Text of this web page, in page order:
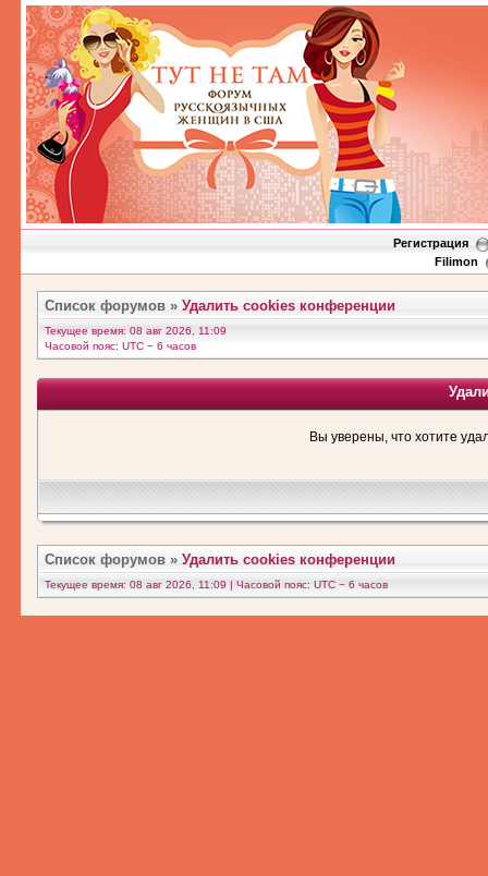
Регистрация
Filimon
Список форумов » Удалить cookies конференции
Текущее время: 08 авг 2026, 11:09
Часовой пояс: UTC − 6 часов
Вы уверены, что хотите
Список форумов » Удалить cookies конференции
Текущее время: 08 авг 2026, 11:09 | Часовой пояс: UTC − 6 часов